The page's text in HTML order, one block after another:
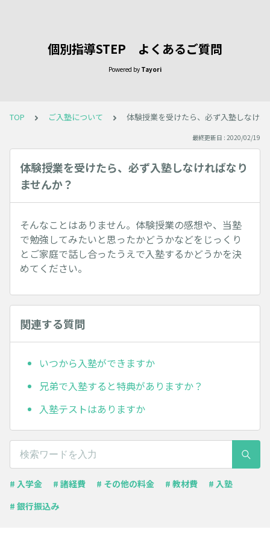
個別指導STEP よくあるご質問
Powered by Tayori
TOP ご入塾について 体験授業を受けたら、必ず入塾しなけ
最終更新日 : 2020/02/19
体験授業を受けたら、必ず入塾しなければなり
ませんか？
そんなことはありません。体験授業の感想や、当塾
で勉強してみたいと思ったかどうかなどをじっくり
とご家庭で話し合ったうえで入塾するかどうかを決
めてください。
関連する質問
いつから入塾ができますか
兄弟で入塾すると特典がありますか？
入塾テストはありますか
# 入学金 # 諸経費 # その他の料金 # 教材費
# 入塾
# 銀行振込み